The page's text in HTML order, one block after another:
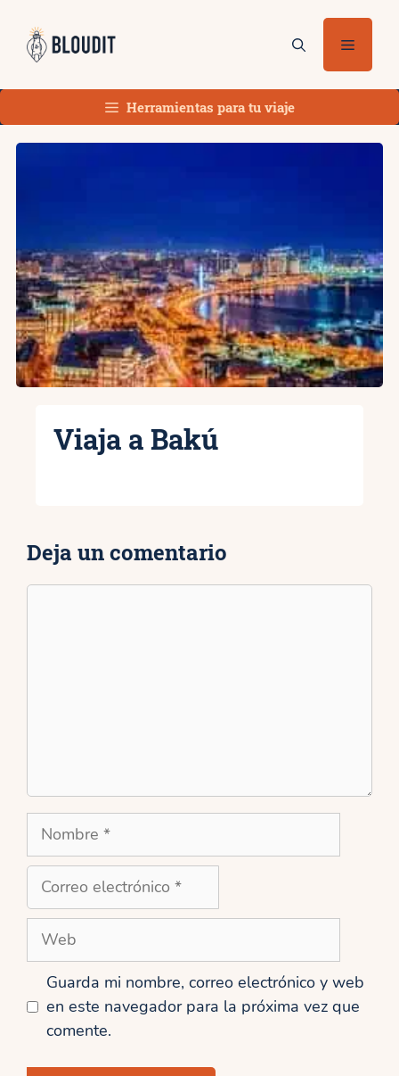
contenido
Menú
Herramientas para tu viaje
Viaja a Bakú
Deja un comentario
Nombre
Correo
Web
Guarda mi nombre, correo electrónico y web
en este navegador para la próxima vez que
comente.